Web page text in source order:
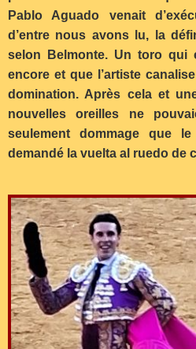
Pablo Aguado venait
d’entre nous avons lu, la
selon Belmonte. Un toro qui
encore et que l’artiste
domination. Après cela et
nouvelles oreilles ne
seulement dommage que
demandé la vuelta al ruedo de